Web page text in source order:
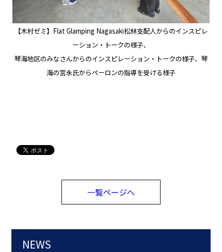
【木村ゼミ】 Flat Glamping Nagasaki松林支配人からのインスピレ
ーション・トークの様子、
琴海地区のみなさんからのインスピレーション・トークの様子、琴
海の宮永氏からペーロンの指導を受ける様子
一覧ページへ
NEWS